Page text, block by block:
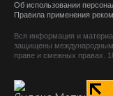
Об использовании
Правила применения
Вся информация и
защищены международным
праве и смежных правах.